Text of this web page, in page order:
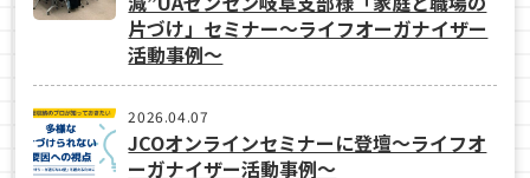
片づけ」セミナー～ライフオーガナイザー
活動事例〜
2026.04.07
JCOオンラインセミナーに登壇〜ライフオ
ーガナイザー活動事例〜